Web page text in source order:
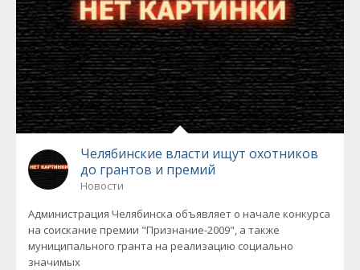
Челябинские власти ищут охотников
до грантов и премий
Новости
Администрация Челябинска объявляет о начале конкурса
на соискание премии "Признание-2009", а также
муниципального гранта на реализацию социально
значимых